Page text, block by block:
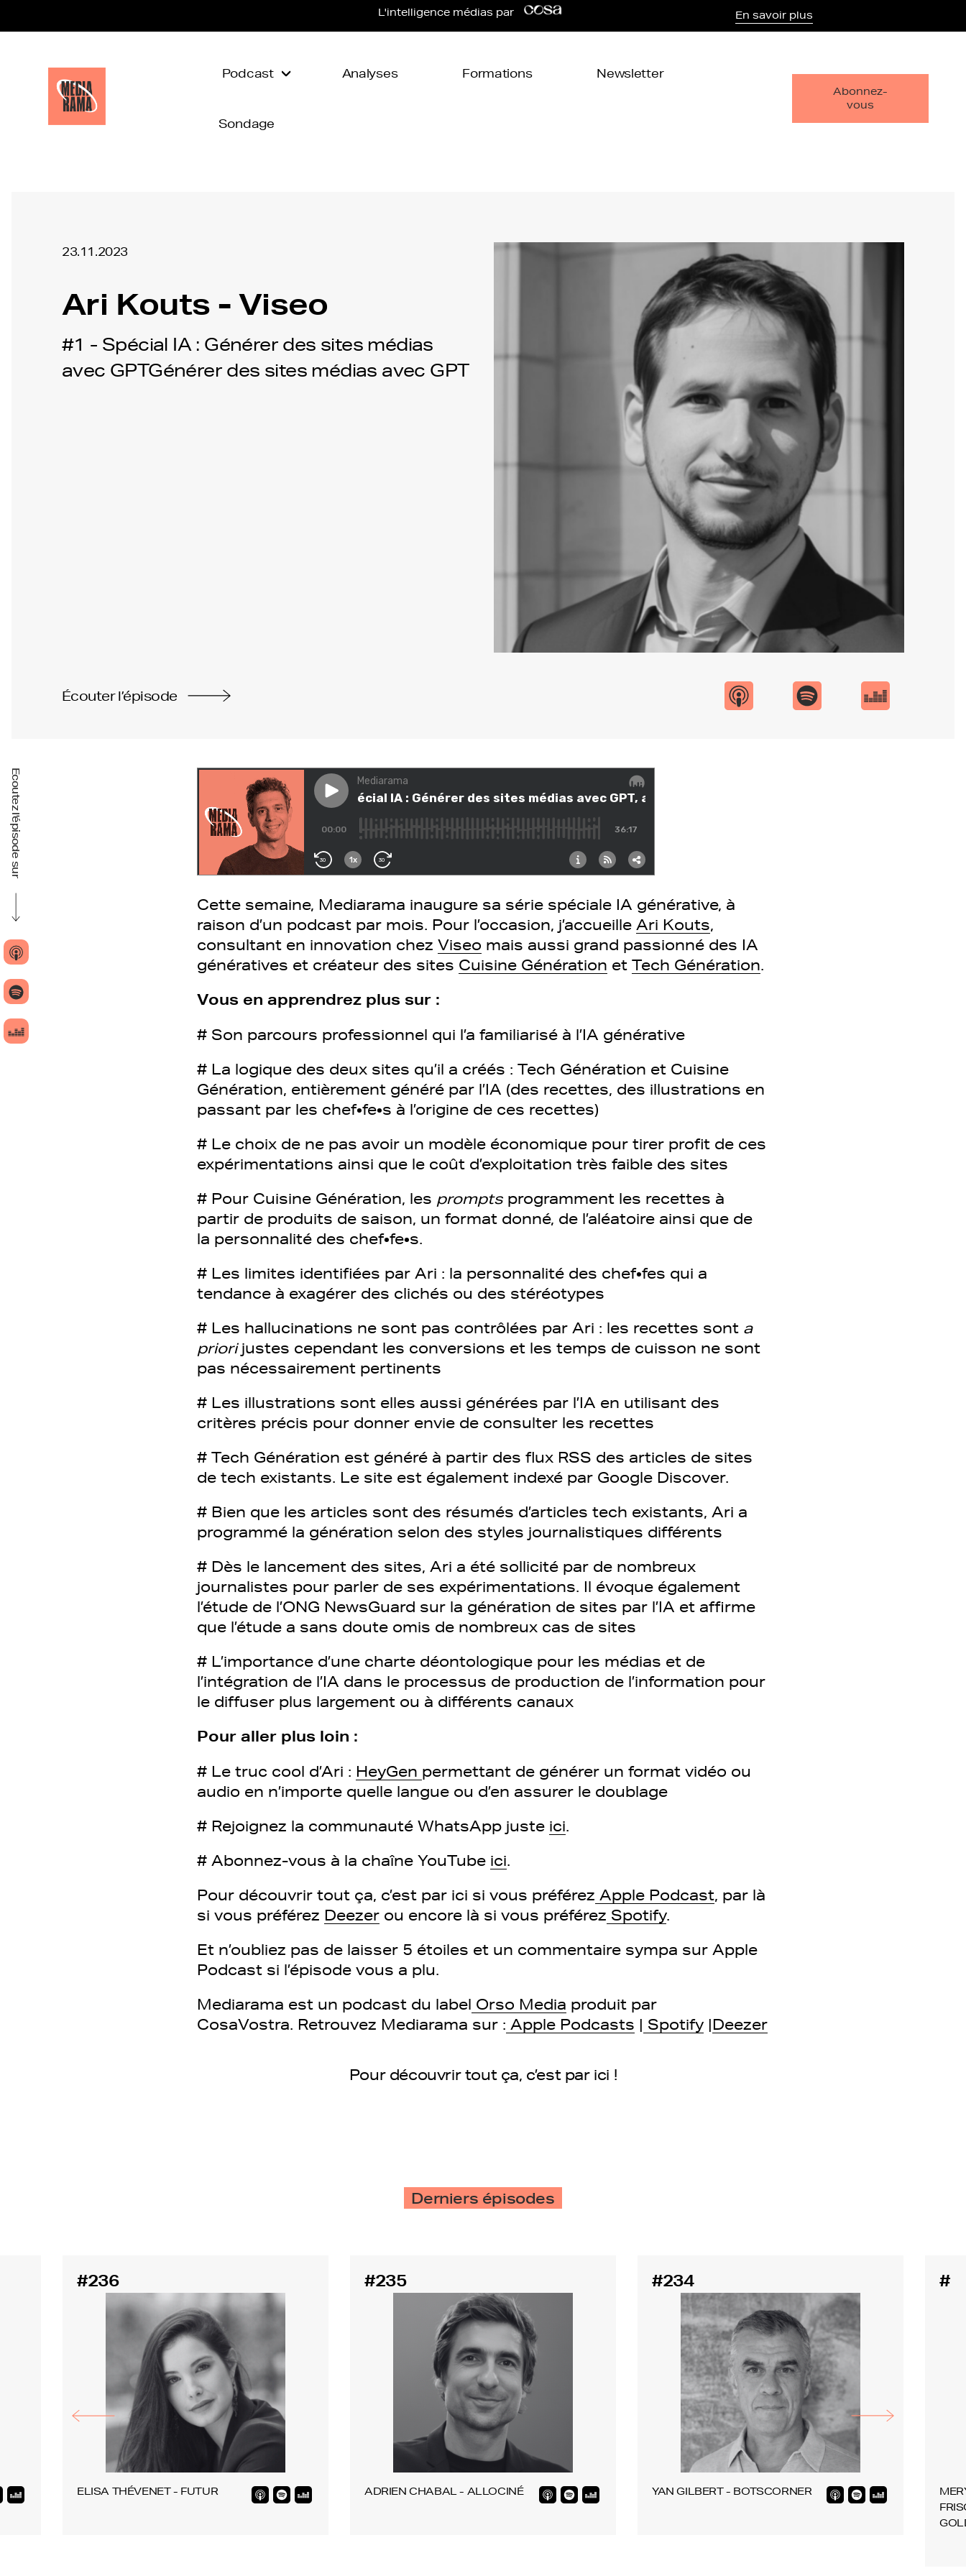
L'intelligence médias par En savoir plus
Podcast Analyses Formations Newsletter
Sondage
Abonnez-
vous
23.11.2023
Ari Kouts - Viseo
#1 - Spécial IA : Générer des sites médias
avec GPTGénérer des sites médias avec GPT
Écouter l’épisode
Ecoutez l'épisode sur
Cette semaine, Mediarama inaugure sa série spéciale IA générative, à
raison d’un podcast par mois. Pour l’occasion, j’accueille Ari Kouts,
consultant en innovation chez Viseo mais aussi grand passionné des IA
génératives et créateur des sites Cuisine Génération et Tech Génération.
Vous en apprendrez plus sur :
# Son parcours professionnel qui l’a familiarisé à l’IA générative
# La logique des deux sites qu’il a créés : Tech Génération et Cuisine
Génération, entièrement généré par l’IA (des recettes, des illustrations en
passant par les chef•fe•s à l’origine de ces recettes)
# Le choix de ne pas avoir un modèle économique pour tirer profit de ces
expérimentations ainsi que le coût d’exploitation très faible des sites
# Pour Cuisine Génération, les prompts programment les recettes à
partir de produits de saison, un format donné, de l’aléatoire ainsi que de
la personnalité des chef•fe•s.
# Les limites identifiées par Ari : la personnalité des chef•fes qui a
tendance à exagérer des clichés ou des stéréotypes
# Les hallucinations ne sont pas contrôlées par Ari : les recettes sont a
priorijustes cependant les conversions et les temps de cuisson ne sont
pas nécessairement pertinents
# Les illustrations sont elles aussi générées par l’IA en utilisant des
critères précis pour donner envie de consulter les recettes
# Tech Génération est généré à partir des flux RSS des articles de sites
de tech existants. Le site est également indexé par Google Discover.
# Bien que les articles sont des résumés d’articles tech existants, Ari a
programmé la génération selon des styles journalistiques différents
# Dès le lancement des sites, Ari a été sollicité par de nombreux
journalistes pour parler de ses expérimentations. Il évoque également
l’étude de l’ONG NewsGuard sur la génération de sites par l’IA et affirme
que l’étude a sans doute omis de nombreux cas de sites
# L’importance d’une charte déontologique pour les médias et de
l’intégration de l’IA dans le processus de production de l’information pour
le diffuser plus largement ou à différents canaux
Pour aller plus loin :
# Le truc cool d’Ari : HeyGen permettant de générer un format vidéo ou
audio en n’importe quelle langue ou d’en assurer le doublage
# Rejoignez la communauté WhatsApp juste ici.
# Abonnez-vous à la chaîne YouTube ici.
Pour découvrir tout ça, c’est par ici si vous préférez Apple Podcast, par là
si vous préférez Deezer ou encore là si vous préférez Spotify.
Et n’oubliez pas de laisser 5 étoiles et un commentaire sympa sur Apple
Podcast si l’épisode vous a plu.
Mediarama est un podcast du label Orso Media produit par
CosaVostra. Retrouvez Mediarama sur : Apple Podcasts | Spotify |Deezer
Pour découvrir tout ça, c’est par ici !
Derniers épisodes
#236
ELISA THÉVENET - FUTUR
#235
ADRIEN CHABAL - ALLOCINÉ
#234
YAN GILBERT - BOTSCORNER
#